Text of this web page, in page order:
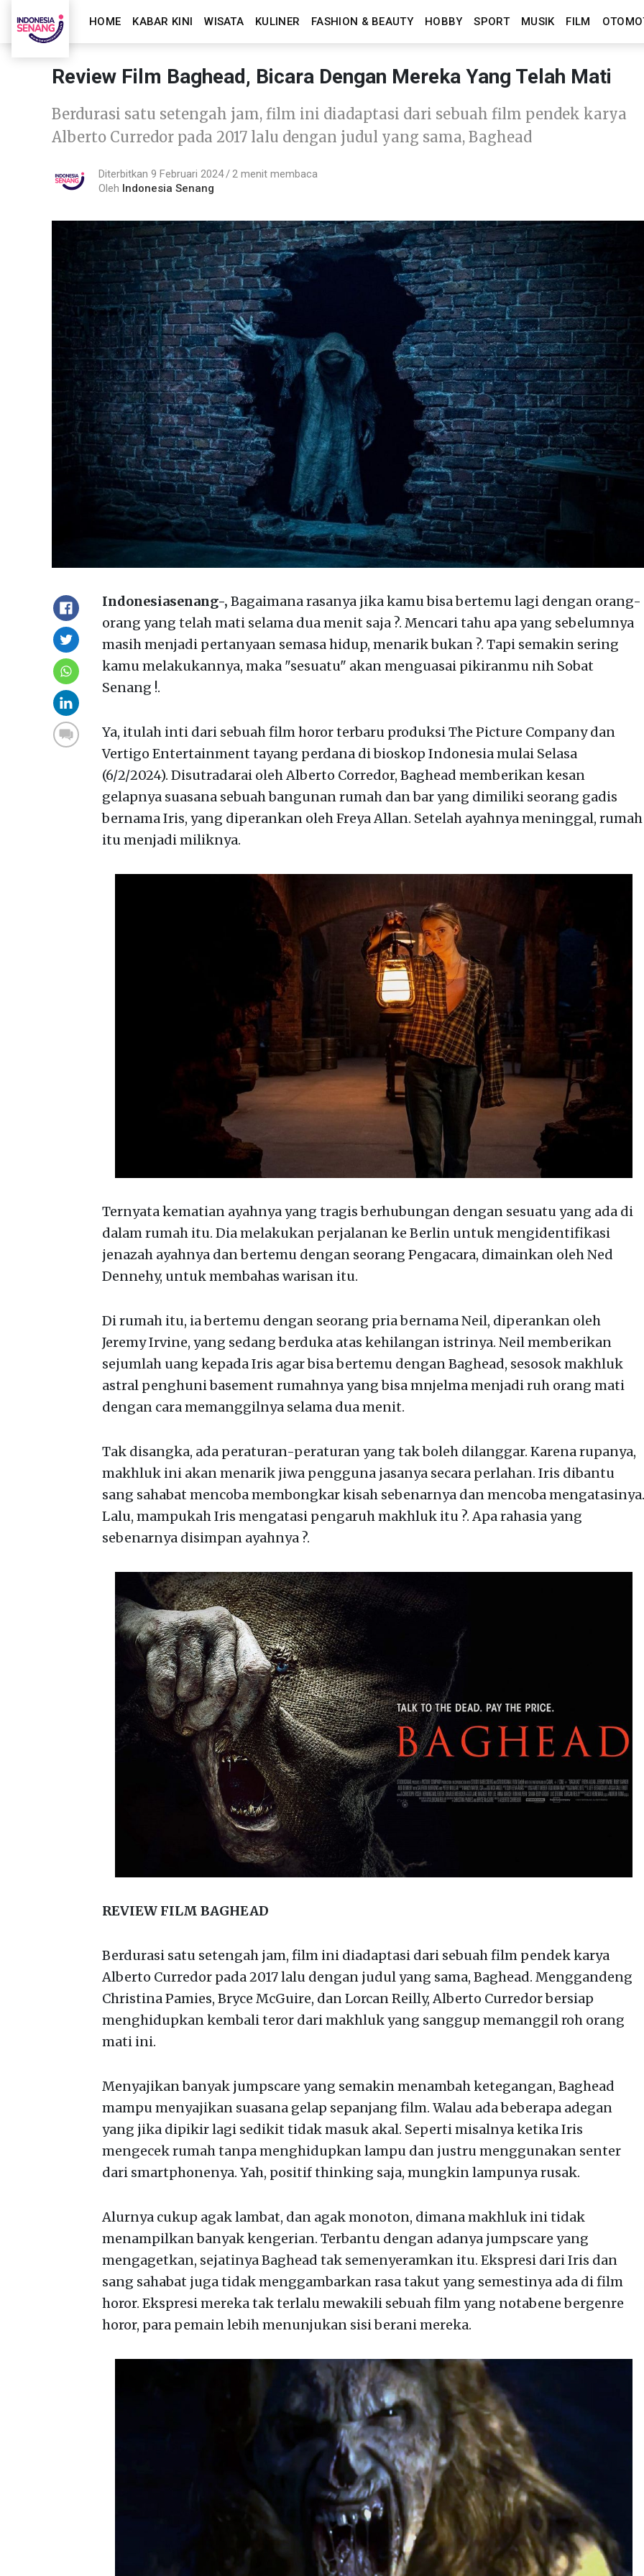
HOME KABAR KINI WISATA KULINER FASHION & BEAUTY HOBBY SPORT MUSIK FILM
Review Film Baghead, Bicara Dengan Mereka Yang Telah Mati
Berdurasi satu setengah jam, film ini diadaptasi dari sebuah film pendek karya
Alberto Curredor pada 2017 lalu dengan judul yang sama, Baghead
Diterbitkan 9 Februari 2024
2 menit membaca
Oleh Indonesia Senang
Indonesiasenang-, Bagaimana rasanya jika kamu bisa bertemu lagi dengan orang-
orang yang telah mati selama dua menit saja ?. Mencari tahu apa yang sebelumnya
masih menjadi pertanyaan semasa hidup, menarik bukan ?. Tapi semakin sering
kamu melakukannya, maka "sesuatu" akan menguasai pikiranmu nih Sobat
Senang !.
Ya, itulah inti dari sebuah film horor terbaru produksi The Picture Company dan
Vertigo Entertainment tayang perdana di bioskop Indonesia mulai Selasa
(6/2/2024). Disutradarai oleh Alberto Corredor, Baghead memberikan kesan
gelapnya suasana sebuah bangunan rumah dan bar yang dimiliki seorang gadis
bernama Iris, yang diperankan oleh Freya Allan. Setelah ayahnya meninggal, rumah
itu menjadi miliknya.
Ternyata kematian ayahnya yang tragis berhubungan dengan sesuatu yang ada di
dalam rumah itu. Dia melakukan perjalanan ke Berlin untuk mengidentifikasi
jenazah ayahnya dan bertemu dengan seorang Pengacara, dimainkan oleh Ned
Dennehy, untuk membahas warisan itu.
Di rumah itu, ia bertemu dengan seorang pria bernama Neil, diperankan oleh
Jeremy Irvine, yang sedang berduka atas kehilangan istrinya. Neil memberikan
sejumlah uang kepada Iris agar bisa bertemu dengan Baghead, sesosok makhluk
astral penghuni basement rumahnya yang bisa mnjelma menjadi ruh orang mati
dengan cara memanggilnya selama dua menit.
Tak disangka, ada peraturan-peraturan yang tak boleh dilanggar. Karena rupanya,
makhluk ini akan menarik jiwa pengguna jasanya secara perlahan. Iris dibantu
sang sahabat mencoba membongkar kisah sebenarnya dan mencoba mengatasinya.
Lalu, mampukah Iris mengatasi pengaruh makhluk itu ?. Apa rahasia yang
sebenarnya disimpan ayahnya ?.
REVIEW FILM BAGHEAD
Berdurasi satu setengah jam, film ini diadaptasi dari sebuah film pendek karya
Alberto Curredor pada 2017 lalu dengan judul yang sama, Baghead. Menggandeng
Christina Pamies, Bryce McGuire, dan Lorcan Reilly, Alberto Curredor bersiap
menghidupkan kembali teror dari makhluk yang sanggup memanggil roh orang
mati ini.
Menyajikan banyak jumpscare yang semakin menambah ketegangan, Baghead
mampu menyajikan suasana gelap sepanjang film. Walau ada beberapa adegan
yang jika dipikir lagi sedikit tidak masuk akal. Seperti misalnya ketika Iris
mengecek rumah tanpa menghidupkan lampu dan justru menggunakan senter
dari smartphonenya. Yah, positif thinking saja, mungkin lampunya rusak.
Alurnya cukup agak lambat, dan agak monoton, dimana makhluk ini tidak
menampilkan banyak kengerian. Terbantu dengan adanya jumpscare yang
mengagetkan, sejatinya Baghead tak semenyeramkan itu. Ekspresi dari Iris dan
sang sahabat juga tidak menggambarkan rasa takut yang semestinya ada di film
horor. Ekspresi mereka tak terlalu mewakili sebuah film yang notabene bergenre
horor, para pemain lebih menunjukan sisi berani mereka.